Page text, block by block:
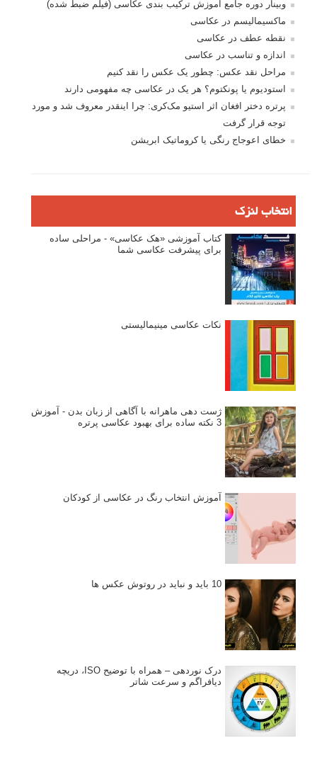
وبینار دوره جامع آموزش ترکیب بندی عکاسی (فیلم ضبط شده)
ماکسیمالیسم در عکاسی
نقطه عطف در عکاسی
اندازه و تناسب در عکاسی
مراحل نقد عکس: چطور یک عکس را نقد کنیم
استودیوم یا پونکتوم؟ هر یک در عکاسی چه مفهومی دارند
پرتره دختر افغان اثر استیو مک‌کری: چرا اینقدر معروف شد و مورد
توجه قرار گرفت
خطای اعوجاج رنگی یا کروماتیک ابریشن
انتخاب لنزک
کتاب آموزشی «هک عکاسی» - مراحلی ساده
برای پیشرفت عکاسی شما
نکات عکاسی مینیمالیستی
ژست دهی ماهرانه با آگاهی از زبان بدن - آموزش
3 نکته ساده برای بهبود عکاسی پرتره
آموزش انتخاب رنگ در عکاسی از کودکان
10 باید و نباید در روتوش عکس ها
درک نوردهی – همراه با توضیح ISO، دریچه
دیافراگم و سرعت شاتر